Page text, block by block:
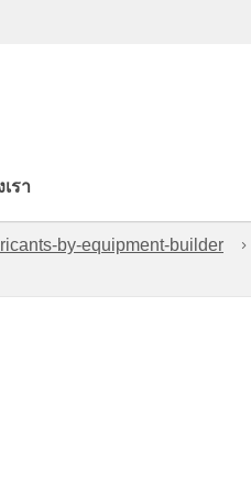
รา
by-equipment-builder